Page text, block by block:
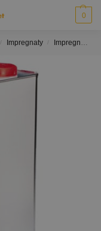
0
Impregnaty Impregnaty do gipsu i fugi